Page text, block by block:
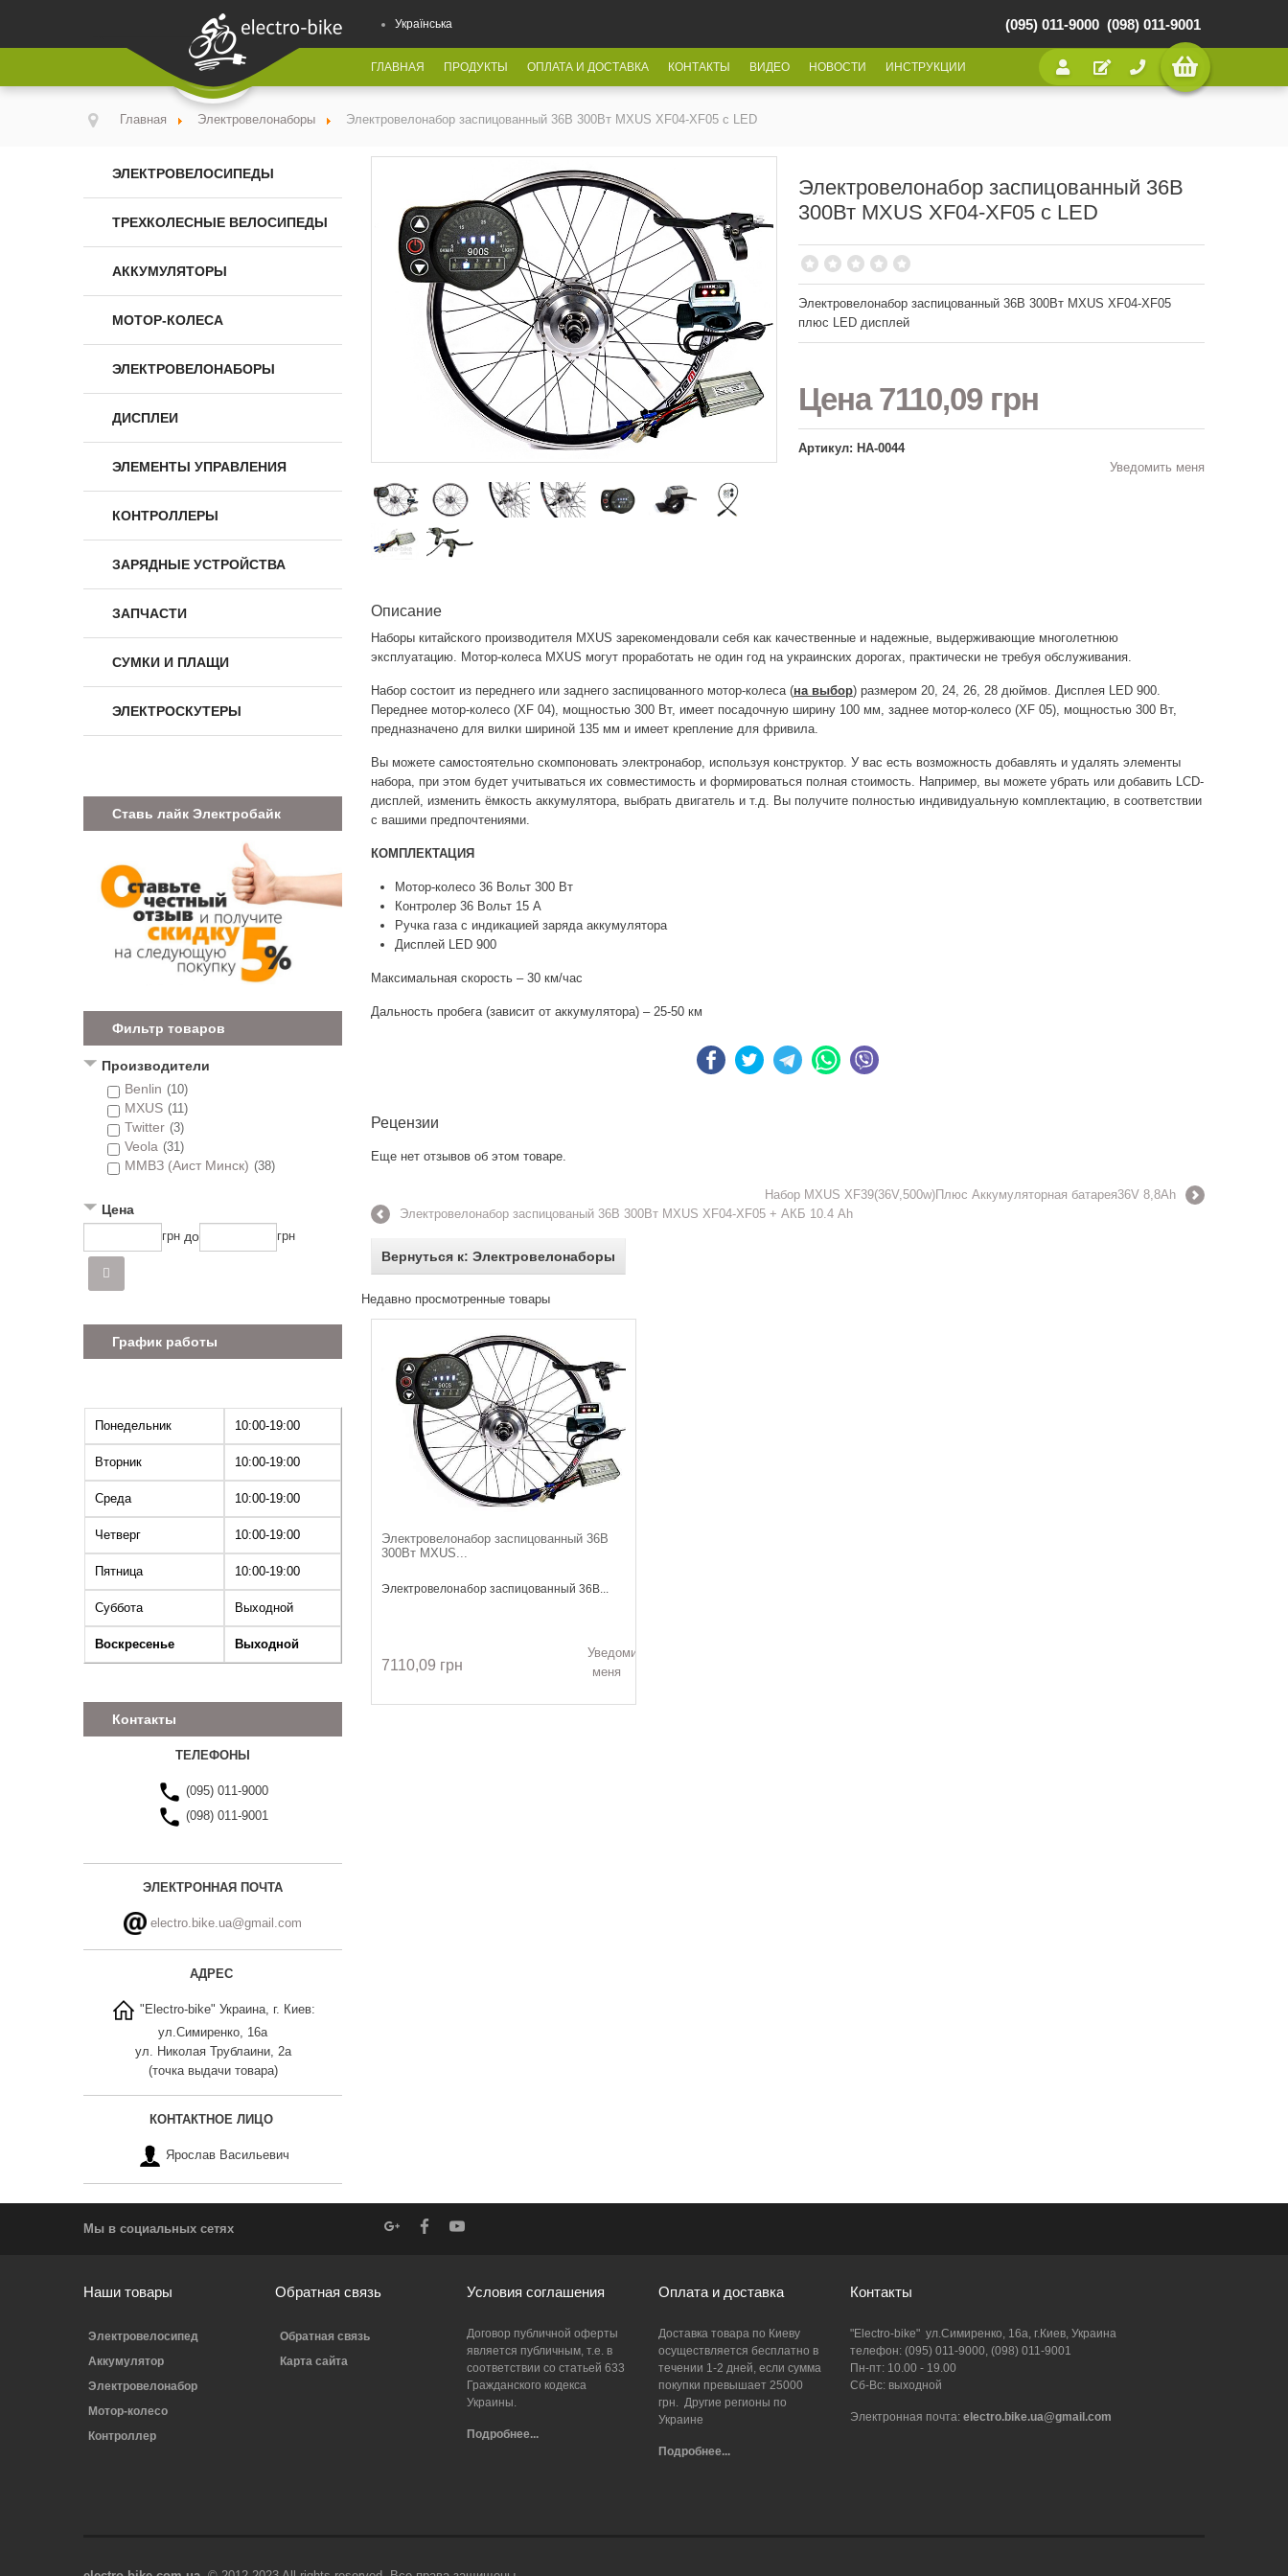
Українська (095) 011-9000 (098) 011-9001
ГЛАВНАЯ ПРОДУКТЫ ОПЛАТА И ДОСТАВКА КОНТАКТЫ ВИДЕО НОВОСТИ ИНСТРУКЦИИ
Главная Электровелонаборы Электровелонабор заспицованный 36В 300Вт MXUS XF04-XF05 с LED
ЭЛЕКТРОВЕЛОСИПЕДЫ
ТРЕХКОЛЕСНЫЕ ВЕЛОСИПЕДЫ
АККУМУЛЯТОРЫ
МОТОР-КОЛЕСА
ЭЛЕКТРОВЕЛОНАБОРЫ
ДИСПЛЕИ
ЭЛЕМЕНТЫ УПРАВЛЕНИЯ
КОНТРОЛЛЕРЫ
ЗАРЯДНЫЕ УСТРОЙСТВА
ЗАПЧАСТИ
СУМКИ И ПЛАЩИ
ЭЛЕКТРОСКУТЕРЫ
Ставь лайк Электробайк
Фильтр товаров
Производители
Benlin (10)
MXUS (11)
Twitter (3)
Veola (31)
ММВЗ (Аист Минск) (38)
Цена
грн до грн
График работы
Понедельник 10:00-19:00
Вторник 10:00-19:00
Среда 10:00-19:00
Четверг 10:00-19:00
Пятница 10:00-19:00
Суббота Выходной
Воскресенье Выходной
Контакты
ТЕЛЕФОНЫ
(095) 011-9000
(098) 011-9001
ЭЛЕКТРОННАЯ ПОЧТА
electro.bike.ua@gmail.com
АДРЕС
"Electro-bike" Украина, г. Киев:
ул.Симиренко, 16а
ул. Николая Трублаини, 2а
(точка выдачи товара)
КОНТАКТНОЕ ЛИЦО
Ярослав Васильевич
Электровелонабор заспицованный 36В
300Вт MXUS XF04-XF05 с LED
Электровелонабор заспицованный 36В 300Вт MXUS XF04-XF05
плюс LED дисплей
Цена7110,09 грн
Артикул: НА-0044
Уведомить меня
Описание
Наборы китайского производителя MXUS зарекомендовали себя как качественные и надежные, выдерживающие многолетнюю
эксплуатацию. Мотор-колеса MXUS могут проработать не один год на украинских дорогах, практически не требуя обслуживания.
Набор состоит из переднего или заднего заспицованного мотор-колеса (на выбор) размером 20, 24, 26, 28 дюймов. Дисплея LED 900.
Переднее мотор-колесо (XF 04), мощностью 300 Вт, имеет посадочную ширину 100 мм, заднее мотор-колесо (XF 05), мощностью 300 Вт,
предназначено для вилки шириной 135 мм и имеет крепление для фривила.
Вы можете самостоятельно скомпоновать электронабор, используя конструктор. У вас есть возможность добавлять и удалять элементы
набора, при этом будет учитываться их совместимость и формироваться полная стоимость. Например, вы можете убрать или добавить LCD-
дисплей, изменить ёмкость аккумулятора, выбрать двигатель и т.д. Вы получите полностью индивидуальную комплектацию, в соответствии
с вашими предпочтениями.
КОМПЛЕКТАЦИЯ
Мотор-колесо 36 Вольт 300 Вт
Контролер 36 Вольт 15 А
Ручка газа с индикацией заряда аккумулятора
Дисплей LED 900
Максимальная скорость – 30 км/час
Дальность пробега (зависит от аккумулятора) – 25-50 км
Рецензии
Еще нет отзывов об этом товаре.
Набор MXUS XF39(36V,500w)Плюс Аккумуляторная батарея36V 8,8Ah
Электровелонабор заспицованый 36В 300Вт MXUS XF04-XF05 + АКБ 10.4 Ah
Вернуться к: Электровелонаборы
Недавно просмотренные товары
Электровелонабор заспицованный 36В
300Вт MXUS...
Электровелонабор заспицованный 36В...
7110,09 грн
Уведомить
меня
Мы в социальных сетях
Наши товары
Электровелосипед
Аккумулятор
Электровелонабор
Мотор-колесо
Контроллер
Обратная связь
Обратная связь
Карта сайта
Условия соглашения
Договор публичной оферты
является публичным, т.е. в
соответствии со статьей 633
Гражданского кодекса
Украины.
Подробнее...
Оплата и доставка
Доставка товара по Киеву
осуществляется бесплатно в
течении 1-2 дней, если сумма
покупки превышает 25000
грн. Другие регионы по
Украине
Подробнее...
Контакты
"Electro-bike" ул.Симиренко, 16а, г.Киев, Украина
телефон: (095) 011-9000, (098) 011-9001
Пн-пт: 10.00 - 19.00
Сб-Вс: выходной
Электронная почта: electro.bike.ua@gmail.com